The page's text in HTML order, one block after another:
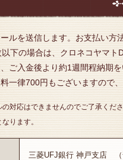
ルを送信します。お支払い
下の場合は、クロネコヤマ
ご入金後より約1週間程納期
一律700円もございますので
対応はできませんのでご了承くださ
ります。
三菱UFJ銀行 神戸支店